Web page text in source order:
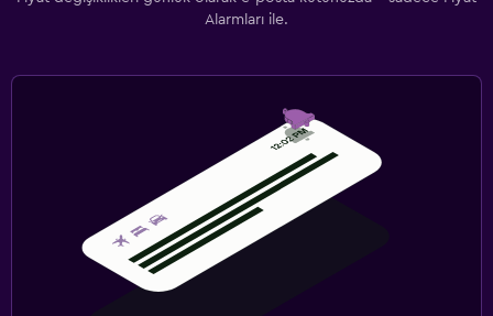
Alarmları ile.